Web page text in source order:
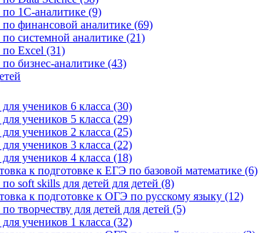
1С‑аналитике (9)
финансовой аналитике (69)
системной аналитике (21)
Excel (31)
бизнес‑аналитике (43)
учеников 6 класса (30)
учеников 5 класса (29)
учеников 2 класса (25)
учеников 3 класса (22)
учеников 4 класса (18)
к подготовке к ЕГЭ по базовой математике (6)
soft skills для детей для детей (8)
к подготовке к ОГЭ по русскому языку (12)
творчеству для детей для детей (5)
учеников 1 класса (32)